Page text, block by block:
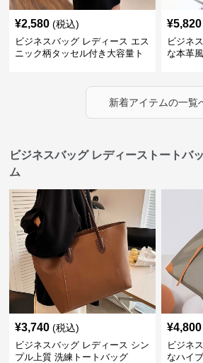
¥2,580 (税込)
ビジネスバッグ レディース エス
ニック柄タッセル付き大容量ト
¥5,820
ビジネ
な本革
新着アイテムの一覧
ビジネスバッグ レディーストートバ
ム
¥3,740 (税込)
ビジネスバッグ レディース シン
プル上質 洗練トートバッグ
¥4,800
ビジネ
なハイ